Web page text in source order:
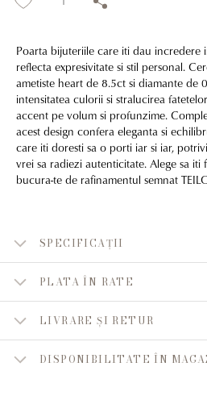
Poarta bijuteriile care iti dau incredere
reflecta expresivitate si stil personal.
ametiste heart de 8.5ct si diamante de
intensitatea culorii si stralucirea
accent pe volum si profunzime.
acest design confera eleganta si
care iti doresti sa o porti iar si iar,
vrei sa radiezi autenticitate. Alege sa iti
bucura-te de rafinamentul semnat
SPECIFICAȚII
PLATA ÎN RATE
LIVRARE ȘI RETUR
DISPONIBILITATE ÎN